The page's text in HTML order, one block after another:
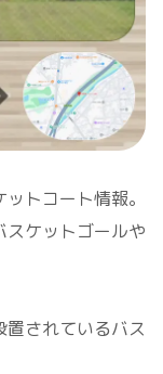
トコート情報。
スケットゴールや
されているバス